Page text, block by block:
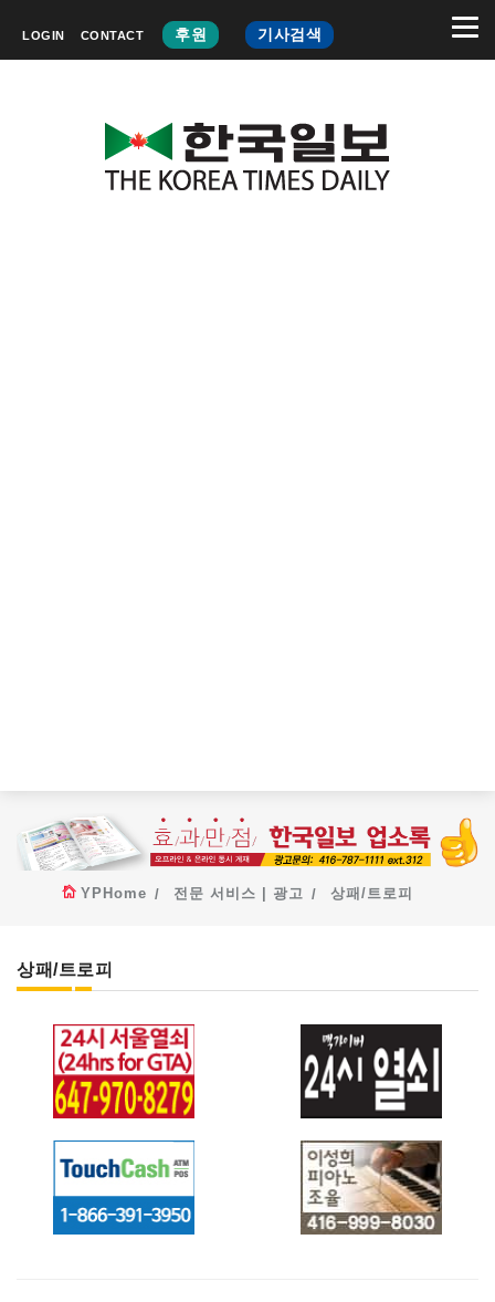
LOGIN CONTACT 후원 기사검색
YPHome 전문 서비스 | 광고 상패/트로피
상패/트로피
24HR GTA
LOCKSMITHS
NORTH YORK (24
시 서울열쇠)
24시 열쇠 (맥가이
버)